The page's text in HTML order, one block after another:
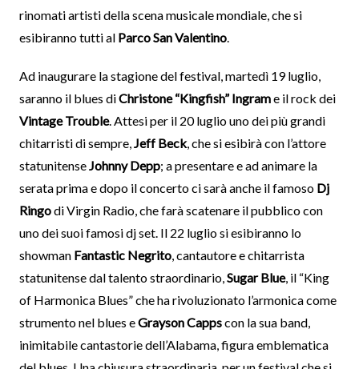
rinomati artisti della scena musicale mondiale, che si
esibiranno tutti al Parco San Valentino.
Ad inaugurare la stagione del festival, martedì 19 luglio,
saranno il blues diChristone “Kingfish” Ingrame il rock dei
Vintage Trouble. Attesi per il 20 luglio uno dei più grandi
chitarristi di sempre,Jeff Beck, che si esibirà con l’attore
statunitenseJohnny Depp; a presentare e ad animare la
serata prima e dopo il concerto ci sarà anche il famoso Dj
Ringodi Virgin Radio, che farà scatenare il pubblico con
uno dei suoi famosi dj set. Il 22 luglio si esibiranno lo
showman Fantastic Negrito, cantautore e chitarrista
statunitense dal talento straordinario,Sugar Blue, il “King
of Harmonica Blues” che ha rivoluzionato l’armonica come
strumento nel blues eGrayson Cappscon la sua band,
inimitabile cantastorie dell’Alabama, figura emblematica